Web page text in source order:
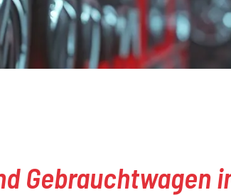
Gebrauchtwagen